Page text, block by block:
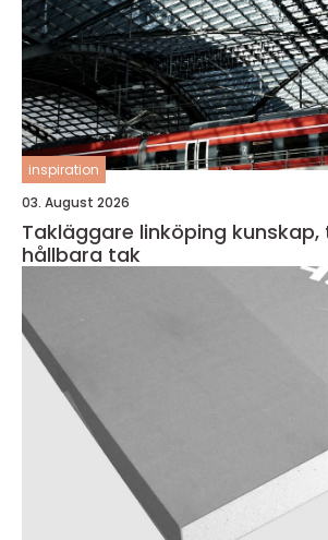
inspiration
03. August 2026
Takläggare linköping kunskap, trygghet och
hållbara tak